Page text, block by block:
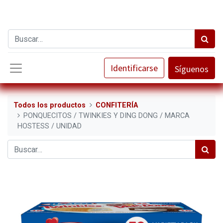
Identificarse Síguenos
Todos los productos
CONFITERÍA
PONQUECITOS / TWINKIES Y DING DONG / MARCA
HOSTESS / UNIDAD